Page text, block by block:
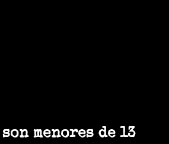
menores de 13